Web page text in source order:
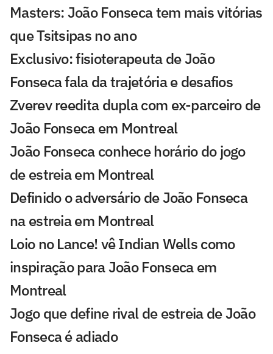
Masters: João Fonseca tem mais vitórias
que Tsitsipas no ano
Exclusivo: fisioterapeuta de João
Fonseca fala da trajetória e desafios
Zverev reedita dupla com ex-parceiro de
João Fonseca em Montreal
João Fonseca conhece horário do jogo
de estreia em Montreal
Definido o adversário de João Fonseca
na estreia em Montreal
Loio no Lance! vê Indian Wells como
inspiração para João Fonseca em
Montreal
Jogo que define rival de estreia de João
Fonseca é adiado